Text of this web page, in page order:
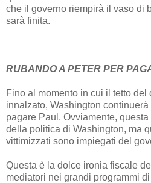
che il governo riempirà il vaso di
sarà finita.
RUBANDO A PETER PER
Fino al momento in cui il tetto
innalzato, Washington
pagare Paul. Ovviamente,
della politica di Washington, ma
vittimizzati sono impiegati del
Questa è la dolce ironia fiscale
mediatori nei grandi programmi